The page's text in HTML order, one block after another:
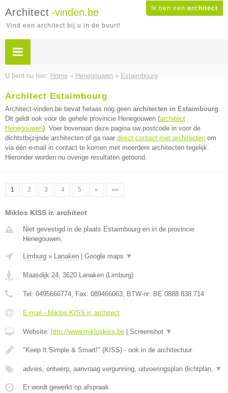
Ik ben een architect
Architect -vinden.be
Vind een architect bij u in de buurt!
U bent nu hier: Home » Henegouwen » Estaimbourg
Architect Estaimbourg
Architect-vinden.be bevat helaas nog geen architecten in Estaimbourg.
Dit geldt ook voor de gehele provincie Henegouwen (architect
Henegouwen). Voer bovenaan deze pagina uw postcode in voor de
dichtstbijzijnde architecten of ga naar direct contact met architecten om
via één e-mail in contact te komen met meerdere architecten tegelijk.
Hieronder worden nu overige resultaten getoond.
1 2 3 4 5 » »»
Miklos KISS ir. architect
Niet gevestigd in de plaats Estaimbourg en in de provincie
Henegouwen.
Limburg » Lanaken Google maps ▼
Maasdijk 24, 3620 Lanaken (Limburg)
Tel: 0495666774, Fax: 089466063, BTW-nr: BE 0888.838.714
E-mail › Miklos KISS ir. architect
Website: http://www.mikloskiss.be Screenshot ▼
"Keep It Simple & Smart!" (KISS) - ook in de architectuur.
advies, ontwerp, aanvraag vergunning, uitvoeringsplan (lichtplan, ▼
Er wordt gewerkt op afspraak.